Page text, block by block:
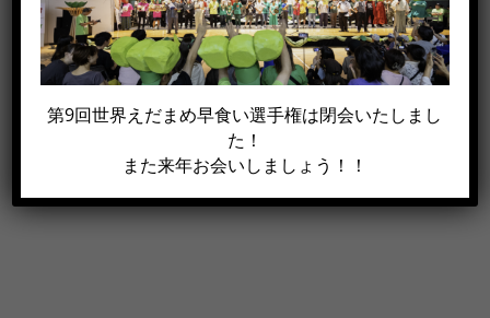
この記事がイイね！と思った方は
シェアして下さい!!
Facebook
X
電
子
ー
第9回世界えだまめ早食い選手権は閉会いたしまし
た！
また来年お会いしましょう！！